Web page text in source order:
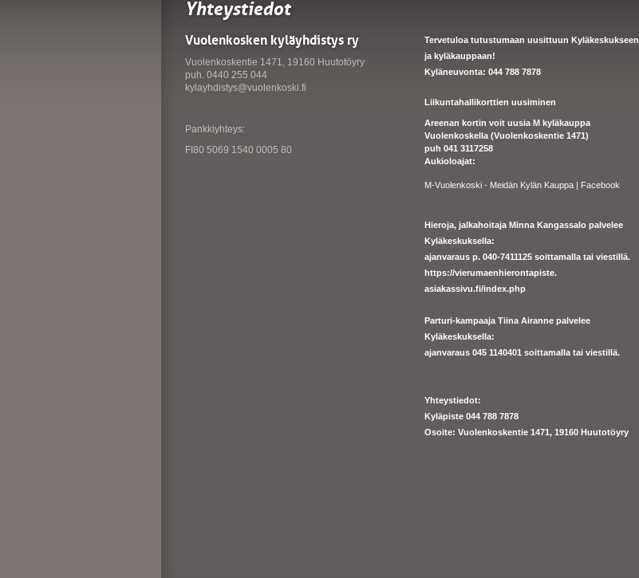
Yhteystiedot
Vuolenkosken kyläyhdistys ry
Vuolenkoskentie 1471, 19160 Huutotöyry
puh. 0440 255 044
kylayhdistys@vuolenkoski.fi
Pankkiyhteys:
FI80 5069 1540 0005 80
Tervetuloa tutustumaan uusittuun Kyläkeskukseen
ja kyläkauppaan!
Kyläneuvonta: 044 788 7878
Liikuntahallikorttien uusiminen
Areenan kortin voit uusia M kyläkauppa
Vuolenkoskella (Vuolenkoskentie 1471)
puh 041 3117258
Aukioloajat:
M-Vuolenkoski - Meidän Kylän Kauppa | Facebook
Hieroja, jalkahoitaja Minna Kangassalo palvelee
Kyläkeskuksella:
ajanvaraus p. 040-7411125 soittamalla tai viestillä.
https://vierumaenhierontapiste.
asiakassivu.fi/index.php
Parturi-kampaaja Tiina Airanne palvelee
Kyläkeskuksella:
ajanvaraus 045 1140401 soittamalla tai viestillä.
Yhteystiedot:
Kyläpiste 044 788 7878
Osoite: Vuolenkoskentie 1471, 19160 Huutotöyry